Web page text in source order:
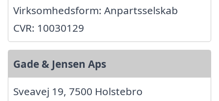
Virksomhedsform: Anpartsselskab
CVR: 10030129
Gade & Jensen Aps
Sveavej 19, 7500 Holstebro